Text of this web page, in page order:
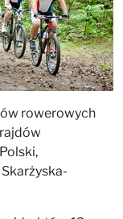
rowerowych